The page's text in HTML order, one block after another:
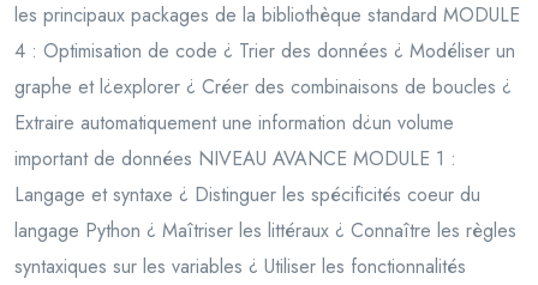
les principaux packages de la bibliothèque standard MODULE
4 : Optimisation de code ¿ Trier des données ¿ Modéliser un
graphe et l¿explorer ¿ Créer des combinaisons de boucles ¿
Extraire automatiquement une information d¿un volume
important de données NIVEAU AVANCE MODULE 1 :
Langage et syntaxe ¿ Distinguer les spécificités coeur du
langage Python ¿ Maîtriser les littéraux ¿ Connaître les règles
syntaxiques sur les variables ¿ Utiliser les fonctionnalités